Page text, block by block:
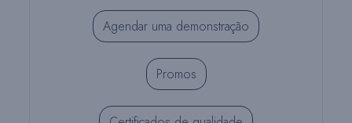
Agendar uma demonstração
Promos